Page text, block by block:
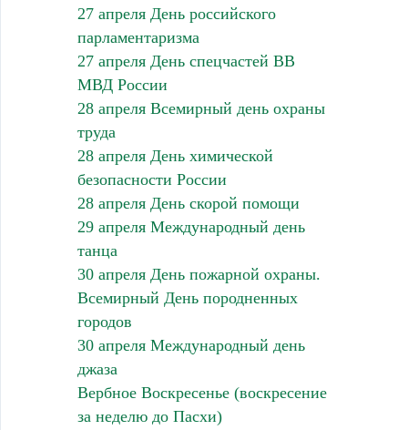
27 апреля День российского
парламентаризма
27 апреля День спецчастей ВВ
МВД России
28 апреля Всемирный день охраны
труда
28 апреля День химической
безопасности России
28 апреля День скорой помощи
29 апреля Международный день
танца
30 апреля День пожарной охраны.
Всемирный День породненных
городов
30 апреля Международный день
джаза
Вербное Воскресенье (воскресение
за неделю до Пасхи)